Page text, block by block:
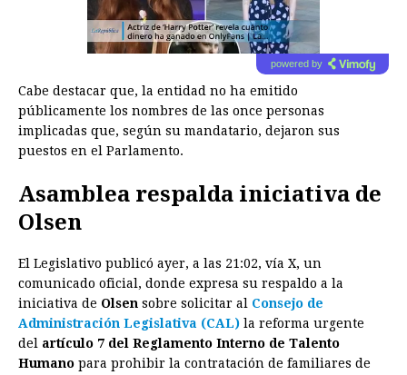
powered by
Cabe destacar que, la entidad no ha emitido
públicamente los nombres de las once personas
implicadas que, según su mandatario, dejaron sus
puestos en el Parlamento.
Asamblea respalda iniciativa de
Olsen
El Legislativo publicó ayer, a las 21:02, vía X, un
comunicado oficial, donde expresa su respaldo a la
iniciativa de Olsen sobre solicitar al Consejo de
Administración Legislativa (CAL) la reforma urgente
del artículo 7 del Reglamento Interno de Talento
Humano para prohibir la contratación de familiares de